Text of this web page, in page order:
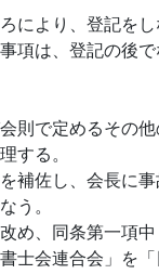
により、登記をし
項は、登記の後
則で定めるその他
する。
補佐し、会長に
う。
め、同条第一項
士会連合会」を